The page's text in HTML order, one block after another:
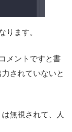
ります。
メントですと書
されていないと
無視されて、人